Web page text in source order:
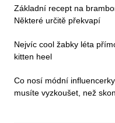
Základní recept na
Některé určitě překvapí
Nejvíc cool žabky léta
kitten heel
Co nosí módní
musíte vyzkoušet, než